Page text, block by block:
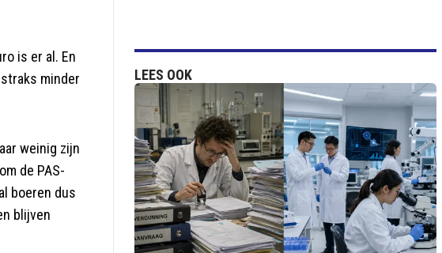
is er al. En
minder
weinig zijn
de PAS-
boeren dus
blijven
LEES OOK